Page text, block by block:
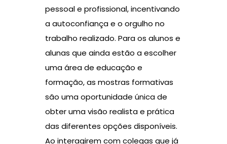
pessoal e profissional, incentivando
a autoconfiança e o orgulho no
trabalho realizado. Para os alunos e
alunas que ainda estão a escolher
uma área de educação e
formação, as mostras formativas
são uma oportunidade única de
obter uma visão realista e prática
das diferentes opções disponíveis.
Ao interagirem com colegas que já